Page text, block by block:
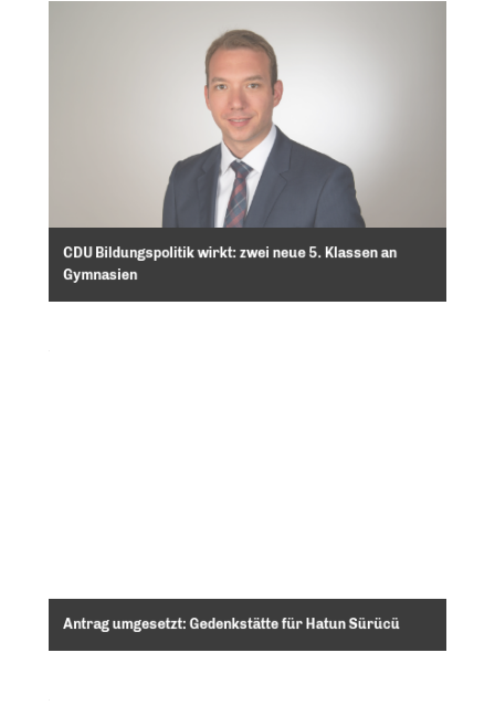
CDU Bildungspolitik wirkt: zwei neue 5. Klassen an
Gymnasien
Antrag umgesetzt: Gedenkstätte für Hatun Sürücü